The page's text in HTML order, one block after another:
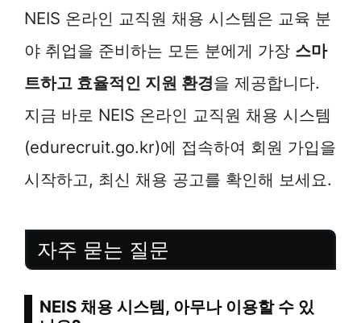
NEIS 온라인 교직원 채용 시스템은 교육 분
야 취업을 준비하는 모든 분에게 가장 스마
트하고 효율적인 지원 환경을 제공합니다.
지금 바로 NEIS 온라인 교직원 채용 시스템
(edurecruit.go.kr)에 접속하여 회원 가입을
시작하고, 최신 채용 공고를 확인해 보세요.
자주 묻는 질문
NEIS 채용 시스템, 아무나 이용할 수 있